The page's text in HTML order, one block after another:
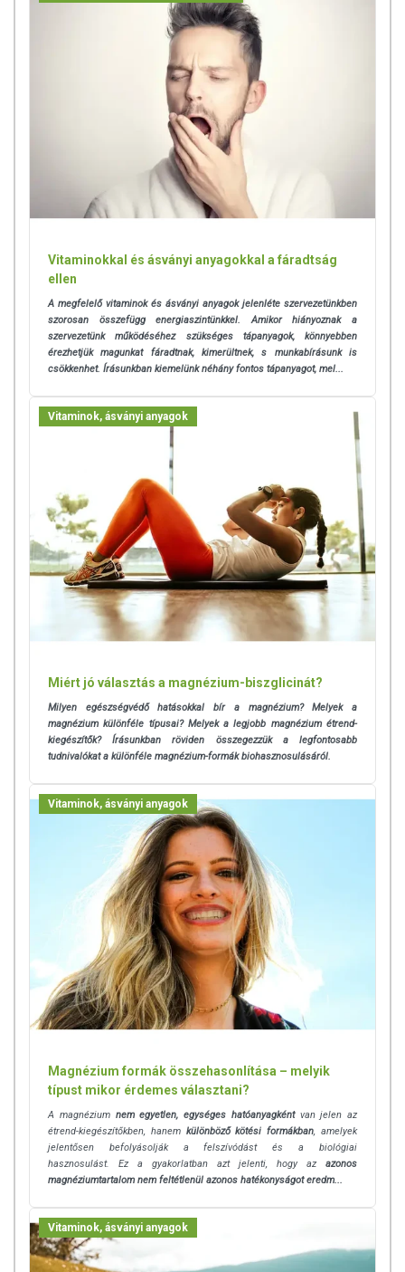
folyamatokban, emellett hozzájárul a sejtmembránok megfelelő
Elsődleges szerepe a csontok egészségének megőrzésében rejlik, a
kalciumhoz és a foszforhoz hasonlóan hozzájárul az egészséges
csontozat és a normál fogazat fenntartásához, egészséges
izomfunkció fenntartásához és az immunrendszer normál
A csontok egészségéért közvetve is felel, ugyanis a D-vitamin
kalciumszintjének fenntartásához.
K-vitamin
A fent említett összetevők mellett a K-vitamin is részt vesz a normál
csontozat fenntartásában. Emellett részt vesz a normál véralvadásban
is, éppen ezért kumarin típusú véralvadásgátlót szedő egyének
A Ca D3 K2 kapszula az összes többi BioTechUSA termékhez
hasonlóan biztonságos, gondosan válogatott összetevőket tartalmaz.
FELHASZNÁLÁSI JAVASLAT
Adagolás:Fogyassz naponta 3×1 kapszulát, bő folyadékkal,
étkezések között!
Figyelmeztetés:Kumarin típusú véralvadásgátlót szedő
egyéneknek nem javasolt a termék fogyasztása.
Összetevők:Kalcium ortofoszforsavval alkotott sói, csomósodást
gátló anyag (zsírsavak magnéziumsói), kapszulahéj [zselatin,
fényezőanyag (sellak), színezék (vas-oxidok és vas-hidroxidok),
savanyúságot szabályozó anyag (ammónium-hidroxid), savanyúságot
szabályozó anyag (kálium-hidroxid)], menakinon, kolekalciferol.
Tejet, tojást, glutént, szóját, rákféléket, kén-dioxidot és dióféléket
tartalmazó élelmiszereket gyártó üzemben készült.
Hatóanyagok 3 kapszulában:
Kalcium: 908 mg 114 NRV%
Foszfor: 702 mg 100 NRV%
D-vitamin: 6.0 μg (240 NE) 120 NRV%
K-vitamin: 30 μg 40 NRV%
*Napi beviteli referencia érték felnőttek esetén. NE: Nemzetközi
egység.
TOVÁBBI TUDNIVALÓK
mezőben (LOT/EXP).
Forgalmazó: BioTech USA Kft.
Származási hely: EU (az elsődleges összetevő(k) származási helye:
Az oldalunkon lévő adatokat folyamatosan frissítjük, törekszünk arra,
hogy naprakészek legyenek. Szeretnénk felhívni azonban a figyelmet,
Vitaminokkal és ásványi anyagokkal a fáradtság
ellen
A megfelelő vitaminok és ásványi anyagok jelenléte szervezetünkben
szorosan összefügg energiaszintünkkel. Amikor hiányoznak a
szervezetünk működéséhez szükséges tápanyagok, könnyebben
érezhetjük magunkat fáradtnak, kimerültnek, s munkabírásunk is
csökkenhet. Írásunkban kiemelünk néhány fontos tápanyagot, mel...
Vitaminok, ásványi anyagok
Miért jó választás a magnézium-biszglicinát?
Milyen egészségvédő hatásokkal bír a magnézium? Melyek a
magnézium különféle típusai? Melyek a legjobb magnézium étrend-
kiegészítők? Írásunkban röviden összegezzük a legfontosabb
tudnivalókat a különféle magnézium-formák biohasznosulásáról.
Vitaminok, ásványi anyagok
Magnézium formák összehasonlítása – melyik
típust mikor érdemes választani?
A magnézium nem egyetlen, egységes hatóanyagként van jelen az
étrend-kiegészítőkben, hanem különböző kötési formákban, amelyek
jelentősen befolyásolják a felszívódást és a biológiai
hasznosulást. Ez a gyakorlatban azt jelenti, hogy azazonos
magnéziumtartalom nem feltétlenül azonos hatékonyságot eredm...
Vitaminok, ásványi anyagok